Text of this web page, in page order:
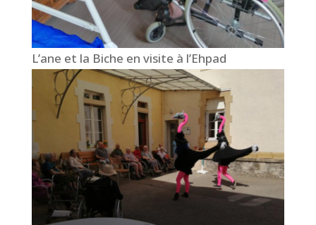
L’ane et la Biche en visite à l’Ehpad